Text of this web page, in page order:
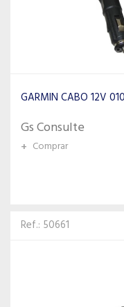
GARMIN CABO 12V
Gs Consulte
+ Comprar
Ref.: 50661